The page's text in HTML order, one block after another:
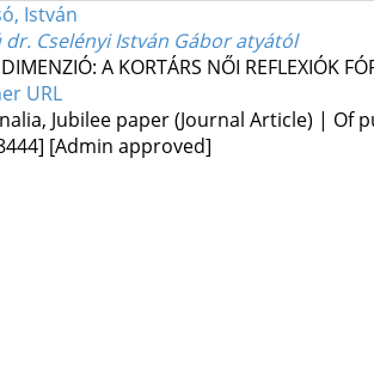
István
dr. Cselényi István Gábor atyától
A KORTÁRS NŐI REFLEXIÓK
URL
Jubilee paper (Journal Article) | Of
[Admin approved]